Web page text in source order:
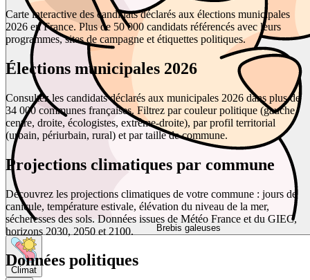
Brebis galeuses
Climat
Carte interactive des candidats déclarés aux élections municipales
2026 en France. Plus de 50 000 candidats référencés avec leurs
programmes, sites de campagne et étiquettes politiques.
Élections municipales 2026
Consultez les candidats déclarés aux municipales 2026 dans plus de
34 000 communes françaises. Filtrez par couleur politique (gauche,
centre, droite, écologistes, extrême-droite), par profil territorial
(urbain, périurbain, rural) et par taille de commune.
Projections climatiques par commune
Découvrez les projections climatiques de votre commune : jours de
canicule, température estivale, élévation du niveau de la mer,
sécheresses des sols. Données issues de Météo France et du GIEC,
horizons 2030, 2050 et 2100.
Données politiques